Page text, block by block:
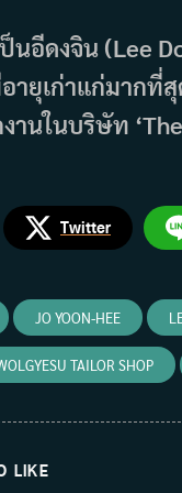
นอีดงจิน (Lee
ยุเก่าแก่มากที่
านในบริษัท
Twitter
JO YOON-HEE
TAILOR SHOP
LIKE